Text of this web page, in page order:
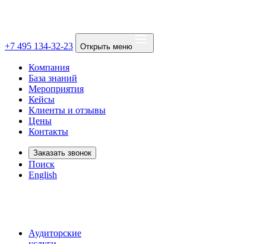
+7 495 134-32-23 Открыть меню
Компания
База знаний
Мероприятия
Кейсы
Клиенты и отзывы
Цены
Контакты
Заказать звонок
Поиск
English
Аудиторские